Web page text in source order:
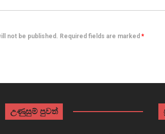
not be published. Required fields are marked *
උණුසුම් පුවත්